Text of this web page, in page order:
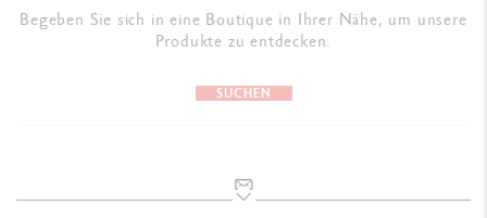
Begeben Sie sich in eine Boutique in Ihrer Nähe, um unsere
Produkte zu entdecken.
SUCHEN